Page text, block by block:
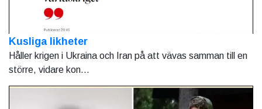
Kusliga likheter
Håller krigen i Ukraina och Iran på att vävas samman till en
större, vidare kon...